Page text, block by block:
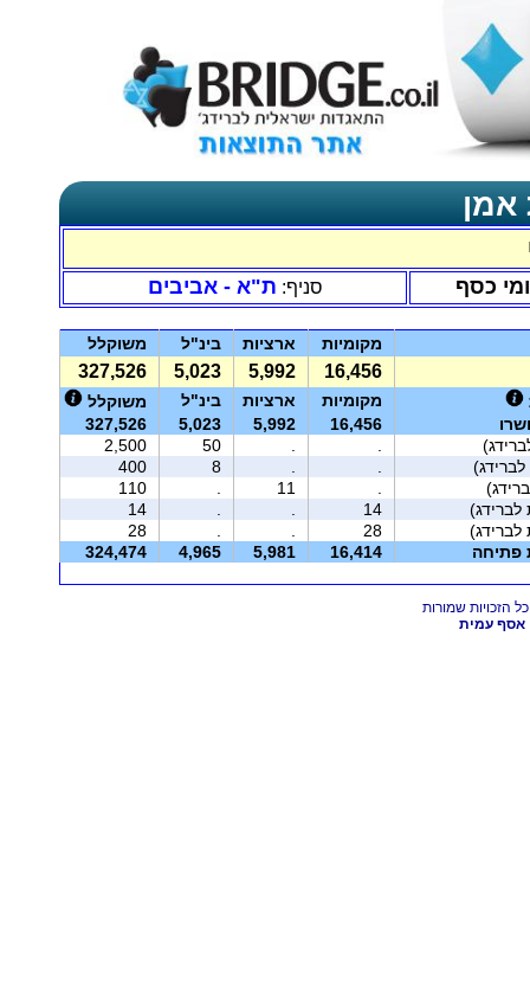
אמן
כסף סניף: ת"א - אביבים
מקומיות ארציות בינ"ל משוקלל
16,456
5,992
5,023
327,526
מקומיות ארציות בינ"ל
משוקלל
16,456
5,992
5,023
327,526
50
2,500
8
400
11
110
14
14
28
28
פתיחה
16,414
5,981
4,965
324,474
אסף עמית